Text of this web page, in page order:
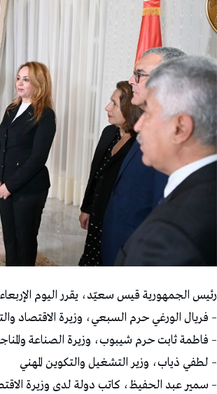
رئيس الجمهورية قيس سعيّد، يقرر اليوم
– فريال الورغي حرم السبعي، وزيرة الاقتصاد
– فاطمة ثابت حرم شيبوب، وزيرة الصناعة
– لطفي ذياب، وزير التشغيل والتكوين المهني
– سمير عبد الحفيظ، كاتب دولة لدى وزيرة